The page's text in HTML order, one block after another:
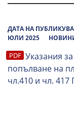
ДАТА НА
ЮЛИ 2025
Указания
попълване на
чл.410 и чл. 417